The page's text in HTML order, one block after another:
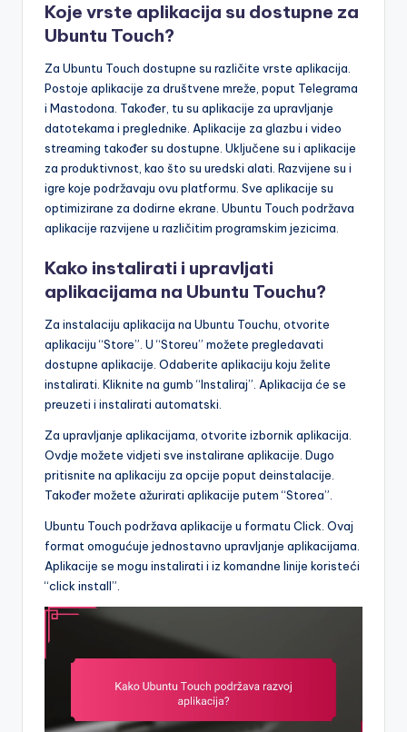
Koje vrste aplikacija su dostupne za
Ubuntu Touch?
Za Ubuntu Touch dostupne su različite vrste aplikacija.
Postoje aplikacije za društvene mreže, poput Telegrama
i Mastodona. Također, tu su aplikacije za upravljanje
datotekama i preglednike. Aplikacije za glazbu i video
streaming također su dostupne. Uključene su i aplikacije
za produktivnost, kao što su uredski alati. Razvijene su i
igre koje podržavaju ovu platformu. Sve aplikacije su
optimizirane za dodirne ekrane. Ubuntu Touch podržava
aplikacije razvijene u različitim programskim jezicima.
Kako instalirati i upravljati
aplikacijama na Ubuntu Touchu?
Za instalaciju aplikacija na Ubuntu Touchu, otvorite
aplikaciju “Store”. U “Storeu” možete pregledavati
dostupne aplikacije. Odaberite aplikaciju koju želite
instalirati. Kliknite na gumb “Instaliraj”. Aplikacija će se
preuzeti i instalirati automatski.
Za upravljanje aplikacijama, otvorite izbornik aplikacija.
Ovdje možete vidjeti sve instalirane aplikacije. Dugo
pritisnite na aplikaciju za opcije poput deinstalacije.
Također možete ažurirati aplikacije putem “Storea”.
Ubuntu Touch podržava aplikacije u formatu Click. Ovaj
format omogućuje jednostavno upravljanje aplikacijama.
Aplikacije se mogu instalirati i iz komandne linije koristeći
“click install”.